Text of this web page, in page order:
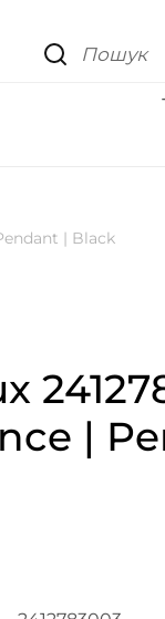
| Black
|